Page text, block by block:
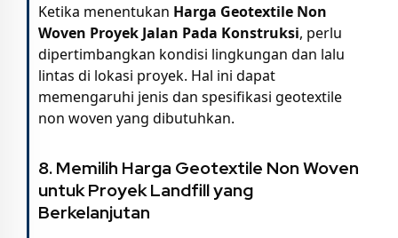
Ketika menentukan Harga Geotextile Non
Woven Proyek Jalan Pada Konstruksi, perlu
dipertimbangkan kondisi lingkungan dan lalu
lintas di lokasi proyek. Hal ini dapat
memengaruhi jenis dan spesifikasi geotextile
non woven yang dibutuhkan.
8. Memilih Harga Geotextile Non Woven
untuk Proyek Landfill yang
Berkelanjutan